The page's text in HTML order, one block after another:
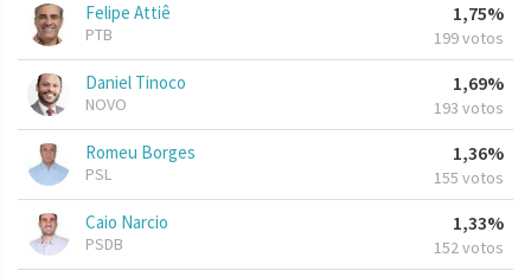
Felipe Attiê
PTB
1,75%
199 votos
Daniel Tinoco
NOVO
1,69%
193 votos
Romeu Borges
PSL
1,36%
155 votos
Caio Narcio
PSDB
1,33%
152 votos